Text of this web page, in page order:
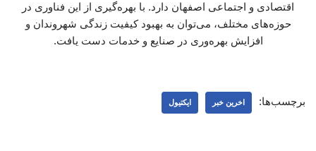
اقتصادی و اجتماعی اصفهان دارد. با بهره‌گیری از این فناوری در
حوزه‌های مختلف، می‌توان به بهبود کیفیت زندگی شهروندان و
افزایش بهره‌وری در صنایع و خدمات دست یافت.
برچسب‌ها: اخرین خبر ایکتیول